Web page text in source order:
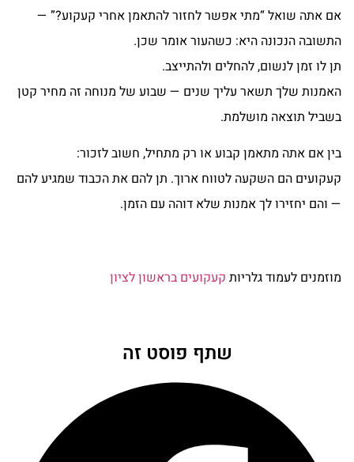
אם אתה שואל “מתי אפשר לחזור להתאמן אחרי קעקוע?” —
התשובה הנכונה היא: כשהעור אומר שכן.
תן לו זמן לנשום, להחלים ולהתייצב.
האמנות שלך תשאר עליך שנים — שבוע של מנוחה זה מחיר קטן
בשביל תוצאה מושלמת.
בין אם אתה מתאמן קבוע או רק מתחיל, חשוב לזכור:
קעקועים הם השקעה לטווח ארוך. תן להם את הכבוד שמגיע להם
— והם יחזירו לך אמנות שלא דוהה עם הזמן.
מוזמנים לעמוד גלריותקעקועים בראשון לציון
שתף פוסט זה